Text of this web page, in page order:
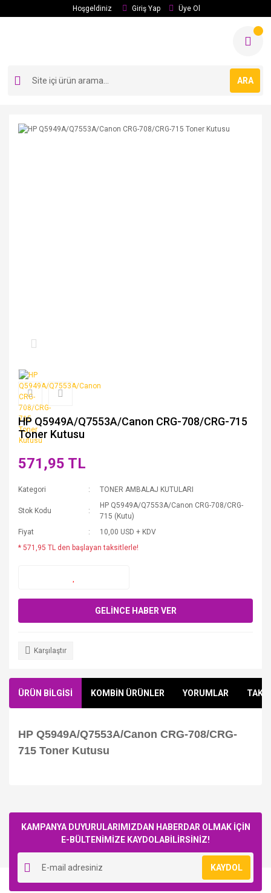
Hoşgeldiniz Giriş Yap Üye Ol
ARA
HP Q5949A/Q7553A/Canon CRG-708/CRG-715
Toner Kutusu
571,95 TL
Kategori TONER AMBALAJ KUTULARI
Stok Kodu
HP Q5949A/Q7553A/Canon CRG-708/CRG-
715 (Kutu)
Fiyat
10,00 USD + KDV
* 571,95 TL den başlayan taksitlerle!
GELİNCE HABER VER
Karşılaştır
ÜRÜN BİLGİSİ KOMBİN ÜRÜNLER YORUMLAR
HP Q5949A/Q7553A/Canon CRG-708/CRG-
715 Toner Kutusu
Yorum Yaz
KAMPANYA DUYURULARIMIZDAN HABERDAR OLMAK İÇİN
E-BÜLTENİMİZE KAYDOLABİLİRSİNİZ!
KAYDOL